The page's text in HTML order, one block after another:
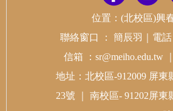
位置 ： (北校區)興
聯絡窗口
： 簡辰羽
電話
信箱 ：sr@meiho.edu.tw
地址：北校區-912009 屏
23號
南校區-91202屏東